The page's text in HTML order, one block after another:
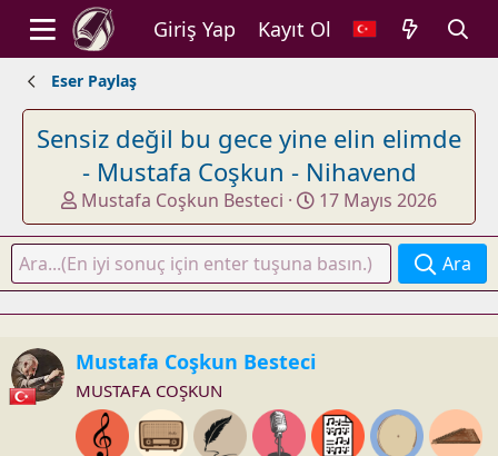
Giriş Yap Kayıt Ol
Eser Paylaş
Sensiz değil bu gece yine elin elimde
- Mustafa Coşkun - Nihavend
K
o
n
u
y
u
a
ş
l
Mustafa Coşkun Besteci
B
a
ş
l
a
n
t
a
17 Mayıs 2026
Ara
Mustafa Coşkun Besteci
MUSTAFA COŞKUN